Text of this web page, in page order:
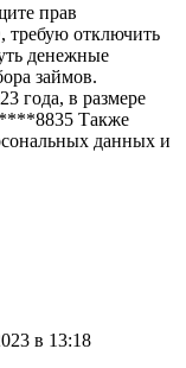
прав
требую отключить
денежные
займов.
года, в размере
Также
данных и
в 13:18